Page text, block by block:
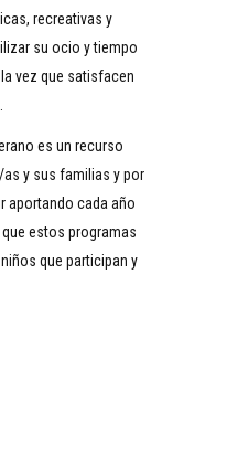
recreativas y
su ocio y tiempo
vez que satisfacen
es un recurso
y sus familias y por
aportando cada año
estos programas
que participan y